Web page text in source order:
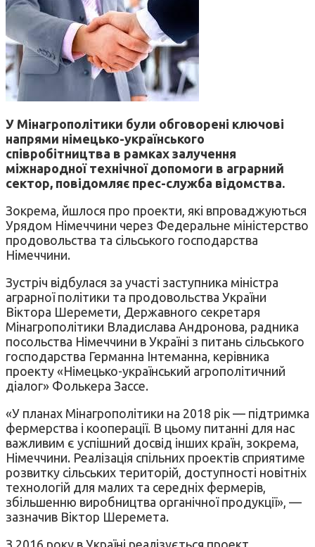
У Мінагрополітики були обговорені ключові
напрями німецько-українського
співробітництва в рамках залучення
міжнародної технічної допомоги в аграрний
сектор, повідомляє прес-служба відомства.
Зокрема, йшлося про проекти, які впроваджуються
Урядом Німеччини через Федеральне міністерство
продовольства та сільського господарства
Німеччини.
Зустріч відбулася за участі заступника міністра
аграрної політики та продовольства України
Віктора Шеремети, Державного секретаря
Мінагрополітики Владислава Андронова, радника
посольства Німеччини в Україні з питань сільського
господарства Германна Інтеманна, керівника
проекту «Німецько-український агрополітичний
діалог» Фолькера Зассе.
«У планах Мінагрополітики на 2018 рік — підтримка
фермерства і кооперації. В цьому питанні для нас
важливим є успішний досвід інших країн, зокрема,
Німеччини. Реалізація спільних проектів сприятиме
розвитку сільських територій, доступності новітніх
технологій для малих та середніх фермерів,
збільшенню виробництва органічної продукції», —
зазначив Віктор Шеремета.
З 2016 року в Україні реалізується проект